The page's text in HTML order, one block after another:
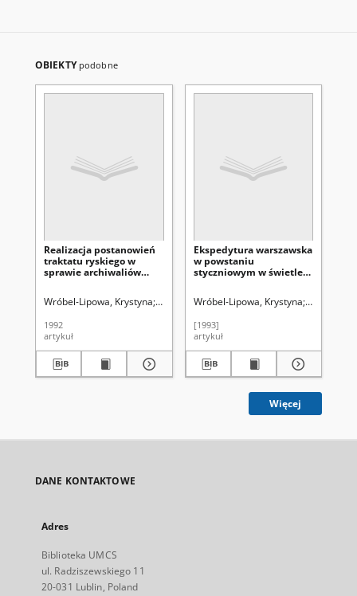
OBIEKTY podobne
Realizacja postanowień
traktatu ryskiego w
sprawie archiwaliów
Wróbel-Lipowa, Krystyna Śladkowski, Wiesław (1935-). Red.
1992
artykuł
Ekspedytura warszawska
w powstaniu
styczniowym w świetle
Wróbel-Lipowa, Krystyna
[1993]
artykuł
Więcej
DANE KONTAKTOWE
Adres
Biblioteka UMCS
ul. Radziszewskiego 11
20-031 Lublin, Poland